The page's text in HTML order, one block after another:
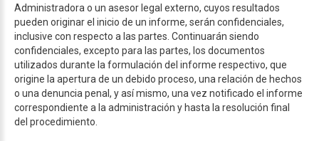
Administradora o un asesor legal externo, cuyos resultados
pueden originar el inicio de un informe, serán confidenciales,
inclusive con respecto a las partes. Continuarán siendo
confidenciales, excepto para las partes, los documentos
utilizados durante la formulación del informe respectivo, que
origine la apertura de un debido proceso, una relación de hechos
o una denuncia penal, y así mismo, una vez notificado el informe
correspondiente a la administración y hasta la resolución final
del procedimiento.